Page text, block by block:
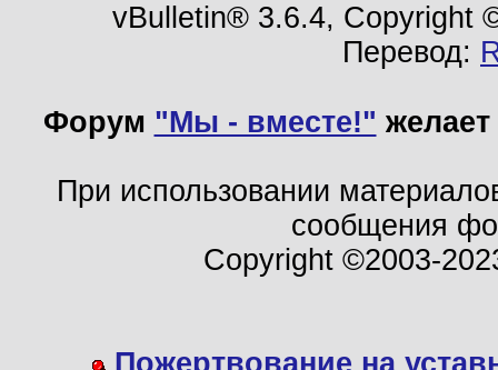
vBulletin® 3.6.4, Copyright
Перевод:
Форум "Мы - вместе!"
При использовании
сообщения
Copyright ©2003-
Пожертвование на